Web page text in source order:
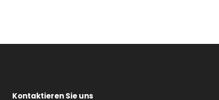
Kontaktieren Sie uns